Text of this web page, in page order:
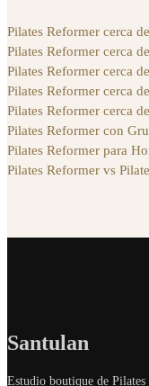
Pilates Reformer cerca
Pilates Reformer cerca
Pilates Reformer cerca
Pilates Reformer cerca
Pilates Reformer cerca
Pilates Reformer con
Pilates Reformer para
Pilates Reformer vs
Santulan
Estudio boutique de